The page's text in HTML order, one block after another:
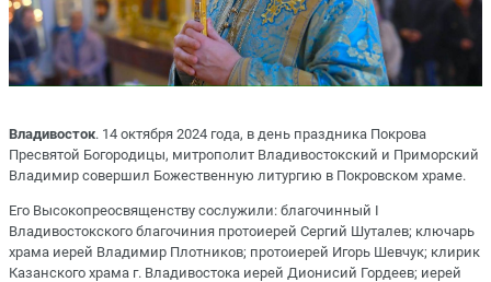
Владивосток. 14 октября 2024 года, в день праздника Покрова
Пресвятой Богородицы, митрополит Владивостокский и Приморский
Владимир совершил Божественную литургию в Покровском храме.
Его Высокопреосвященству сослужили: благочинный I
Владивостокского благочиния протоиерей Сергий Шуталев; ключарь
храма иерей Владимир Плотников; протоиерей Игорь Шевчук; клирик
Казанского храма г. Владивостока иерей Дионисий Гордеев; иерей